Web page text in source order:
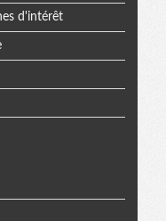
d'intérêt